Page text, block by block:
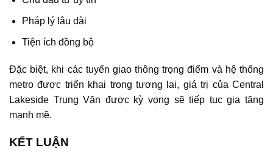
Pháp lý lâu dài
Tiện ích đồng bộ
Đặc biệt, khi các tuyến giao thông trọng điểm và hệ thống
metro được triển khai trong tương lai, giá trị của Central
Lakeside Trung Văn được kỳ vọng sẽ tiếp tục gia tăng
mạnh mẽ.
KẾT LUẬN